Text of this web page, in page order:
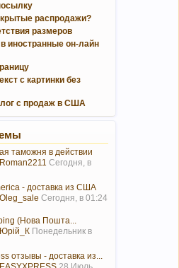
распродажи?
размеров
иностранные он-лайн
с картинки без
с продаж в США
таможня в действии
Roman2211 Сегодня, в
- доставка из США
Oleg_sale Сегодня, в 01:24
(Нова Пошта...
Юрій_К Понедельник в
отзывы - доставка из...